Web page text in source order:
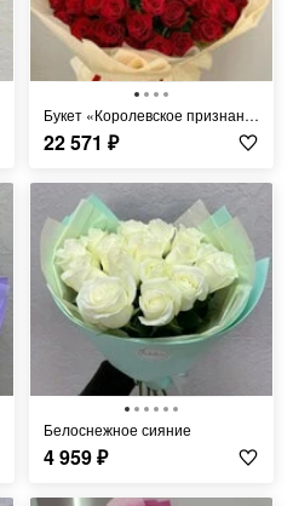
Букет «Королевское признание»
22 571 ₽
Белоснежное сияние
4 959₽